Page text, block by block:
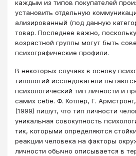
каждым из типов покупателей
установить отдельную
ализированный (под данную
товар. Последнее важно,
возрастной группы могут быть
психогра­фические профили.
В некоторых случаях в основу
типологий исследователи
психологический тип личности и
самих себе. Ф. Котлер, Г.
(1999) пишут, что тип личности
уникальная совокупность
тик, которыми определяются
реакции человека на фак­торы
личности обычно описывается в